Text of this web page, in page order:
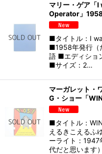
マリー・ゲア「
Operator」
■タイトル：I
■1958年発行（
語 ■エディショ
■サイズ：2…
マーガレット・
G・ショー「
■タイトル：
えるきこえる
ーライト：
代だと思います